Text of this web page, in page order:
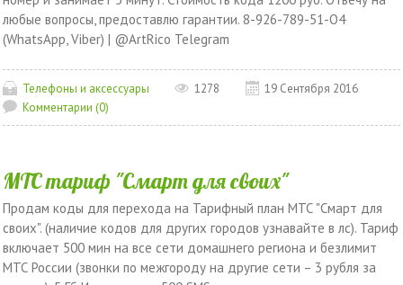
любые вопросы, предоставлю гарантии. 8-926-789-51-О4
(WhatsApp, Viber) | @ArtRico Telegram
Телефоны и аксессуары 1278
19 Сентября 2016
Комментарии (0)
МТС тариф "Смарт для своих"
Продам коды для перехода на Тарифный план МТС "Смарт для
своих". (наличие кодов для других городов узнавайте в лс). Тариф
включает 500 мин на все сети домашнего региона и безлимит
МТС России (звонки по межгороду на другие сети – 3 рубля за